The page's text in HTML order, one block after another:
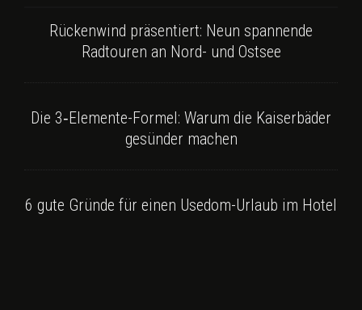
Rückenwind präsentiert: Neun spannende
Radtouren an Nord- und Ostsee
Die 3‑Elemente-Formel: Warum die Kaiserbäder
gesünder machen
6 gute Gründe für einen Usedom-Urlaub im Hotel